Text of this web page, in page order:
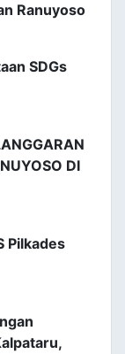
Ranuyoso
SDGs
DI
Pilkades